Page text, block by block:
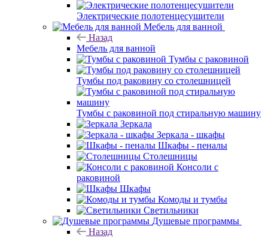
Электрические полотенцесушители
Мебель для ванной
Назад
Мебель для ванной
Тумбы с раковиной
Тумбы под раковину со столешницей
Тумбы с раковиной под стиральную машину
Зеркала
Зеркала - шкафы
Шкафы - пеналы
Столешницы
Консоли с
раковиной
Шкафы
Комоды и тумбы
Светильники
Душевые программы
Назад